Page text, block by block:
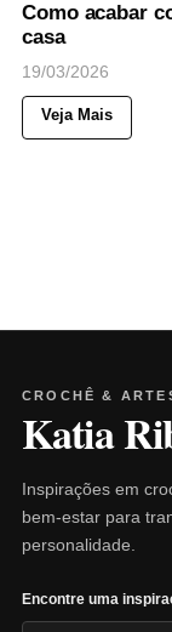
Como acabar
casa
19/03/2026
Veja Mais
CROCHÊ &
Katia
Inspirações em
bem-estar para
personalidade.
Encontre uma